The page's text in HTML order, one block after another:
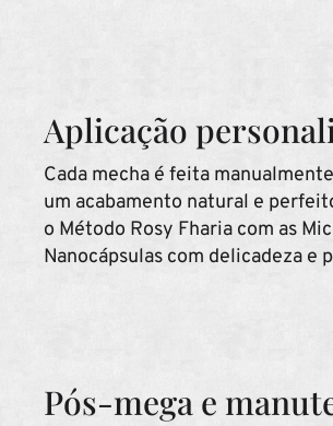
Aplicação
Cada mecha é feita
um acabamento natural e
o Método Rosy Fharia com as
Nanocápsulas com delicadeza e
Pós-mega e